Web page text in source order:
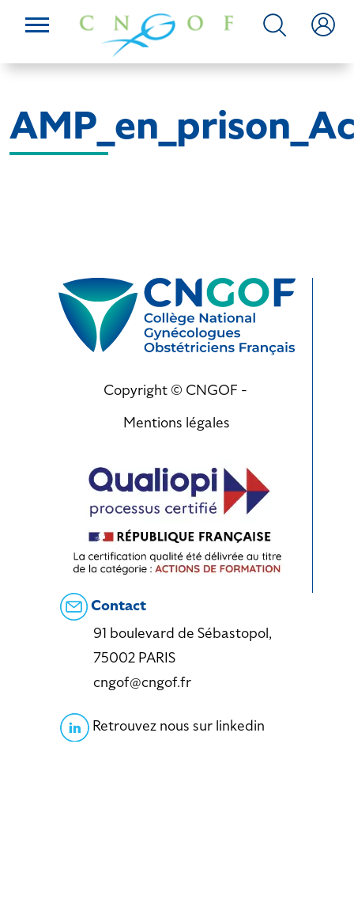
Copyright © CNGOF -
Mentions légales
Contact
91 boulevard de Sébastopol,
75002 PARIS
cngof@cngof.fr
Retrouvez nous sur linkedin